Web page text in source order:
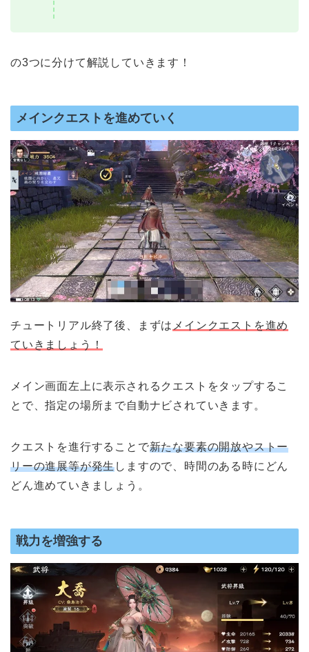
の3つに分けて解説していきます！
メインクエストを進めていく
チュートリアル終了後、まずは メインクエストを進め
ていきましょう！
メイン画面左上に表示されるクエストをタップするこ
とで、指定の場所まで自動ナビされていきます。
クエストを進行することで新たな要素の開放やストー
リーの進展等が発生しますので、時間のある時にどん
どん進めていきましょう。
戦力を増強する